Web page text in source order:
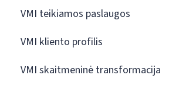
VMI teikiamos paslaugos
VMI kliento profilis
VMI skaitmeninė transformacija